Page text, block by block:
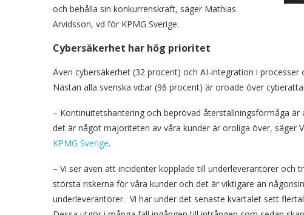
och behålla sin konkurrenskraft, säger Mathias
Arvidsson, vd för KPMG Sverige.
Cybersäkerhet har hög prioritet
Även cybersäkerhet (32 procent) och AI-integration i
Nästan alla svenska vd:ar (96 procent) är oroade över
– Kontinuitetshantering och beprövad återställningsförmåga
det är något majoriteten av våra kunder är oroliga över, säger
KPMG Sverige.
– Vi ser även att incidenter kopplade till underleverantörer
största riskerna för våra kunder och det är viktigare än
underleverantörer. Vi har under det senaste kvartalet sett